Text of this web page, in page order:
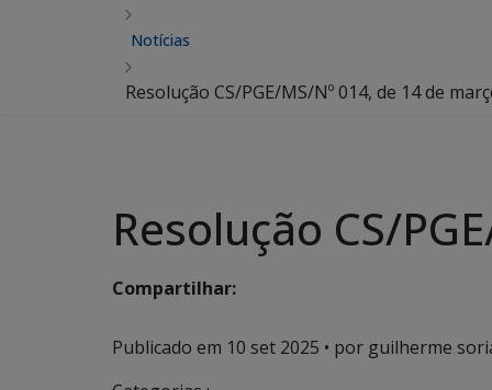
Notícias
Resolução CS/PGE/MS/Nº 014, de 14 de
Resolução CS/
Compartilhar:
Publicado em 10 set 2025 • por guilherme